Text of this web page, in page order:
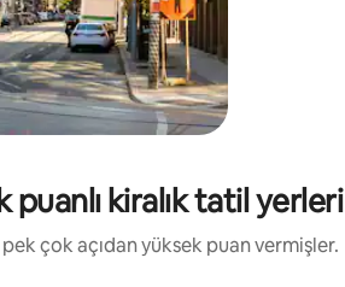
kiralık tatil yerleri
çok açıdan yüksek puan vermişler.